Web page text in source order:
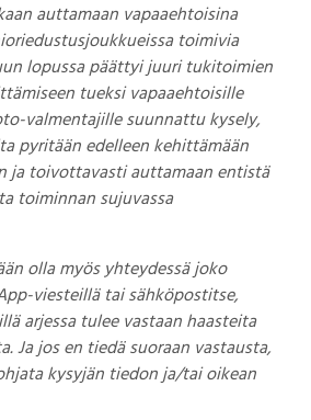
auttamaan vapaaehtoisina
toimivia
lopussa päättyi juuri tukitoimien
tueksi vapaaehtoisille
valmentajille suunnattu kysely,
pyritään edelleen kehittämään
ja toivottavasti auttamaan entistä
toiminnan sujuvassa
olla myös yhteydessä joko
viesteillä tai sähköpostitse,
arjessa tulee vastaan haasteita
Ja jos en tiedä suoraan vastausta,
kysyjän tiedon ja/tai oikean